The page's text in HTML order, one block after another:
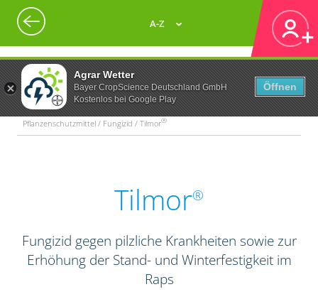
Agrar Wetter
Bayer CropScience Deutschland GmbH
Kostenlos bei Google Play
Öffnen
A-Z
Pflanzenschutzmittel / Fungizid / Tilmor®
Tilmor®
Fungizid gegen pilzliche Krankheiten sowie zur
Erhöhung der Stand- und Winterfestigkeit im
Raps